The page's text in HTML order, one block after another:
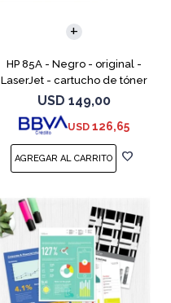
HP 85A - Negro - original -
LaserJet - cartucho de tóner
(CE285A) - para LaserJet Pro
M1132 MFP, M1212nf MFP,
M1217nfw MFP, P110
USD 149,00
USD 126,65